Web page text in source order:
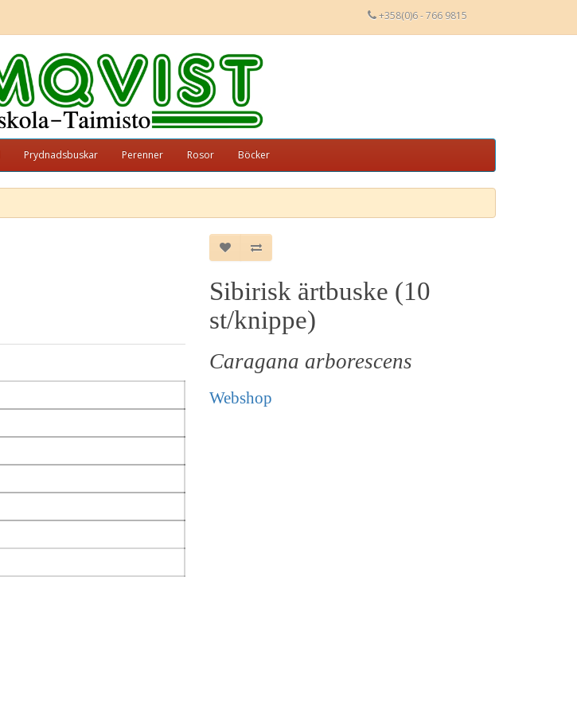
+358(0)6 - 766 9815
Prydnadsbuskar Perenner Rosor Böcker
Sibirisk ärtbuske (10
st/knippe)
Caragana arborescens
Webshop